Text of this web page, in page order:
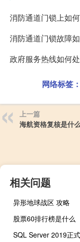
消防通道门锁上如
消防通道门锁故障
政府服务热线如何
网络标签：
上一篇
海航资格复核是什
相关问题
异形地球战区 攻略
股票60排行榜是什么